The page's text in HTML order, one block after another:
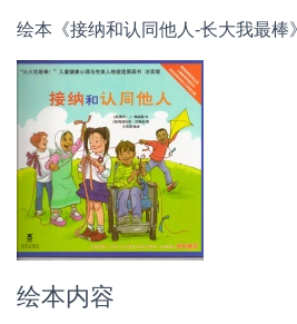
绘本《接纳和认同他人-长大我最棒
绘本内容